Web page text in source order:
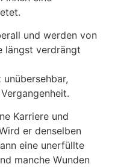
und werden von
längst verdrängt
Karriere und
er denselben
eine unerfüllte
manche Wunden